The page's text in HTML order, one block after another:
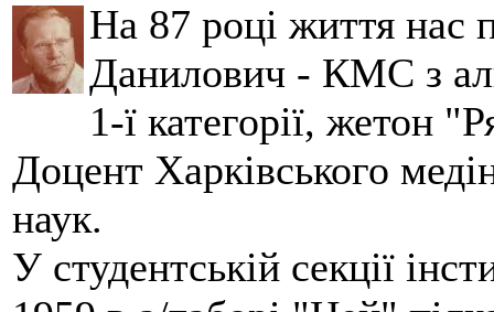
На 87 році життя нас
Данилович - КМС з
1-ї категорії, жетон
Доцент Харківського
наук.
У студентській секції